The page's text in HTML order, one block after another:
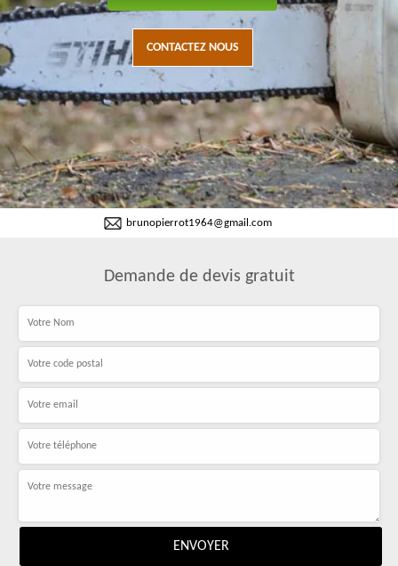
CONTACTEZ NOUS
brunopierrot1964@gmail.com
Demande de devis gratuit